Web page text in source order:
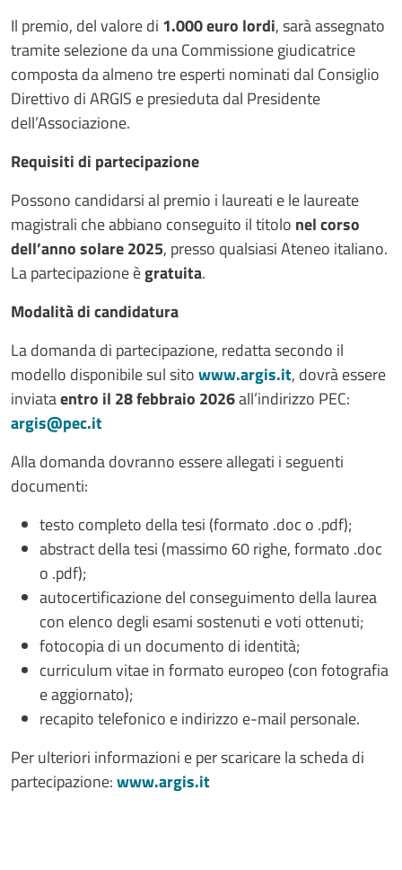
Il premio, del valore di 1.000 euro lordi, sarà assegnato
tramite selezione da una Commissione giudicatrice
composta da almeno tre esperti nominati dal Consiglio
Direttivo di ARGIS e presieduta dal Presidente
dell’Associazione.
Requisiti di partecipazione
Possono candidarsi al premio i laureati e le laureate
magistrali che abbiano conseguito il titolo nel corso
dell’anno solare 2025, presso qualsiasi Ateneo italiano.
La partecipazione ègratuita.
Modalità di candidatura
La domanda di partecipazione, redatta secondo il
modello disponibile sul sitowww.argis.it, dovrà essere
inviataentro il 28 febbraio 2026all’indirizzo PEC:
argis@pec.it
Alla domanda dovranno essere allegati i seguenti
documenti:
testo completo della tesi (formato .doc o .pdf);
abstract della tesi (massimo 60 righe, formato .doc
o .pdf);
autocertificazione del conseguimento della laurea
con elenco degli esami sostenuti e voti ottenuti;
fotocopia di un documento di identità;
curriculum vitae in formato europeo (con fotografia
e aggiornato);
recapito telefonico e indirizzo e-mail personale.
Per ulteriori informazioni e per scaricare la scheda di
partecipazione:www.argis.it